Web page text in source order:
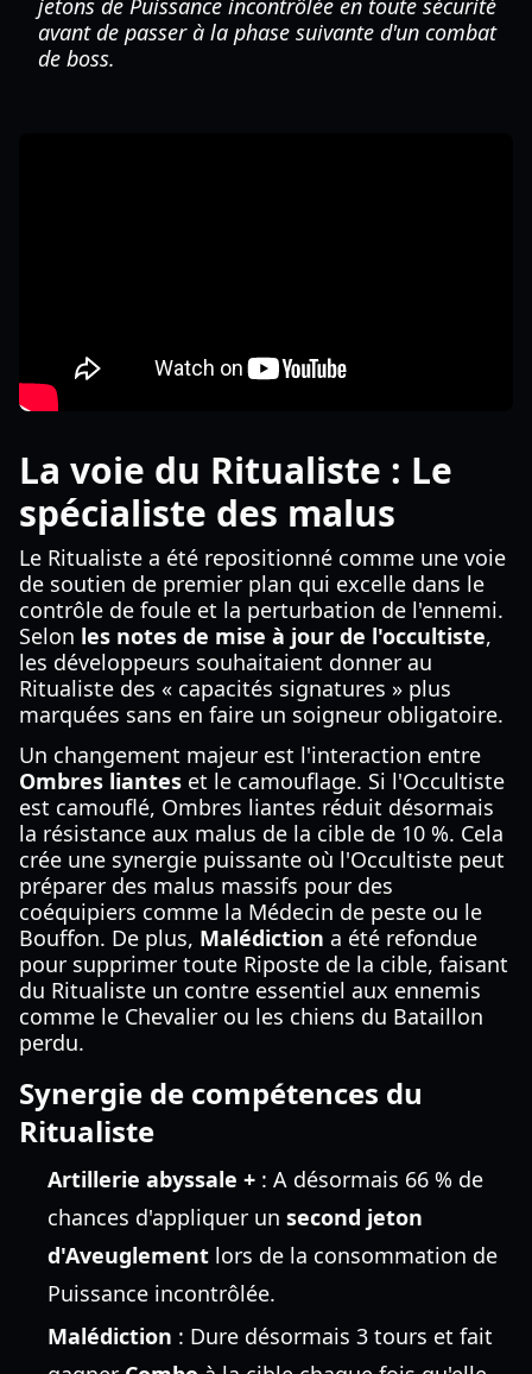
jetons de Puissance incontrôlée en toute sécurité
avant de passer à la phase suivante d'un combat
de boss.
La voie du Ritualiste : Le
spécialiste des malus
Le Ritualiste a été repositionné comme une voie
de soutien de premier plan qui excelle dans le
contrôle de foule et la perturbation de l'ennemi.
Selon les notes de mise à jour de l'occultiste,
les développeurs souhaitaient donner au
Ritualiste des « capacités signatures » plus
marquées sans en faire un soigneur obligatoire.
Un changement majeur est l'interaction entre
Ombres liantes et le camouflage. Si l'Occultiste
est camouflé, Ombres liantes réduit désormais
la résistance aux malus de la cible de 10 %. Cela
crée une synergie puissante où l'Occultiste peut
préparer des malus massifs pour des
coéquipiers comme la Médecin de peste ou le
Bouffon. De plus, Malédiction a été refondue
pour supprimer toute Riposte de la cible, faisant
du Ritualiste un contre essentiel aux ennemis
comme le Chevalier ou les chiens du Bataillon
perdu.
Synergie de compétences du
Ritualiste
Artillerie abyssale + : A désormais 66 % de
chances d'appliquer un second jeton
d'Aveuglement lors de la consommation de
Puissance incontrôlée.
Malédiction : Dure désormais 3 tours et fait